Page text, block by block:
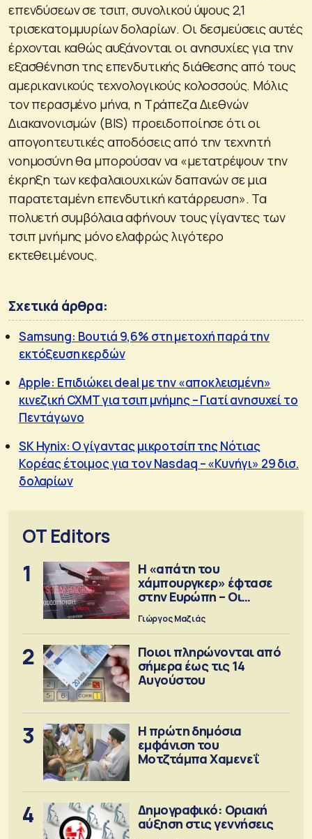
επενδύσεων σε τσιπ, συνολικού ύψους 2,1
τρισεκατομμυρίων δολαρίων. Οι δεσμεύσεις αυτές
έρχονται καθώς αυξάνονται οι ανησυχίες για την
εξασθένηση της επενδυτικής διάθεσης από τους
αμερικανικούς τεχνολογικούς κολοσσούς. Μόλις
τον περασμένο μήνα, η Τράπεζα Διεθνών
Διακανονισμών (BIS) προειδοποίησε ότι οι
απογοητευτικές αποδόσεις από την τεχνητή
νοημοσύνη θα μπορούσαν να «μετατρέψουν την
έκρηξη των κεφαλαιουχικών δαπανών σε μια
παρατεταμένη επενδυτική κατάρρευση». Τα
πολυετή συμβόλαια αφήνουν τους γίγαντες των
τσιπ μνήμης μόνο ελαφρώς λιγότερο
εκτεθειμένους.
Σχετικά άρθρα:
Samsung: Βουτιά 9,6% στη μετοχή παρά την
εκτόξευση κερδών
Apple: Επιδιώκει deal με την «αποκλεισμένη»
κινεζική CXMT για τσιπ μνήμης – Γιατί ανησυχεί το
Πεντάγωνο
SK Hynix: Ο γίγαντας μικροτσίπ της Νότιας
Κορέας έτοιμος για τον Nasdaq – «Κυνήγι» 29 δισ.
δολαρίων
OT Editors
1
Η «απάτη του
χάμπουργκερ» έφτασε
στην Ευρώπη – Οι
προειδοποιήσεις
Γιώργος Μαζιάς
2
Ποιοι πληρώνονται από
σήμερα έως τις 14
Αυγούστου
3
Η πρώτη δημόσια
εμφάνιση του
Μοτζτάμπα Χαμενεΐ
4
Δημογραφικό: Οριακή
αύξηση στις γεννήσεις